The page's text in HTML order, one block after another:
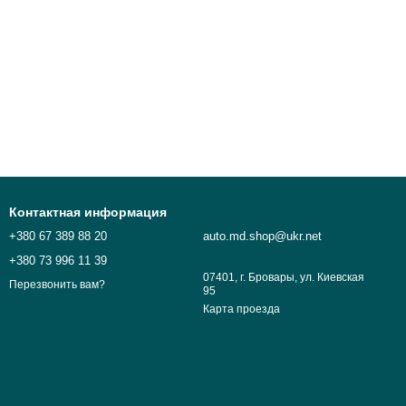
Контактная информация
+380 67 389 88 20
+380 73 996 11 39
Перезвонить вам?
auto.md.shop@ukr.net
07401, г. Бровары, ул. Киевская
95
Карта проезда